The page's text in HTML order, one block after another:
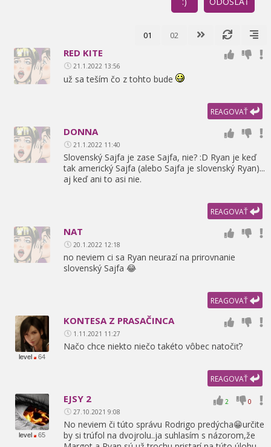
01 02
RED KITE
21.1.2022 13:56
už sa teším čo z tohto bude
REAGOVAŤ
DONNA
21.1.2022 11:40
Slovenský Sajfa je zase Sajfa, nie? :D Ryan je keď
tak americký Sajfa (alebo Sajfa je slovenský Ryan)...
aj keď ani to asi nie.
REAGOVAŤ
NAT
20.1.2022 12:18
no neviem ci sa Ryan neurazí na prirovnanie
slovenský Sajfa 😂
REAGOVAŤ
level 64
KONTESA Z PRASAČINCA
1.11.2021 11:27
Načo chce niekto niečo takéto vôbec natočiť?
REAGOVAŤ
level 65
2 0
EJSY 2
27.10.2021 9:08
No neviem či túto správu Rodrigo predýcha😁určite
by si trúfol na dvojrolu..ja suhlasím s názorom,že